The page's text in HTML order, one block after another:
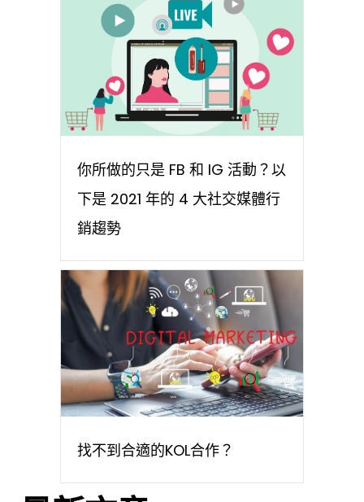
你所做的只是 FB 和 IG 活動？以
下是 2021 年的 4 大社交媒體行
銷趨勢
找不到合適的KOL合作？